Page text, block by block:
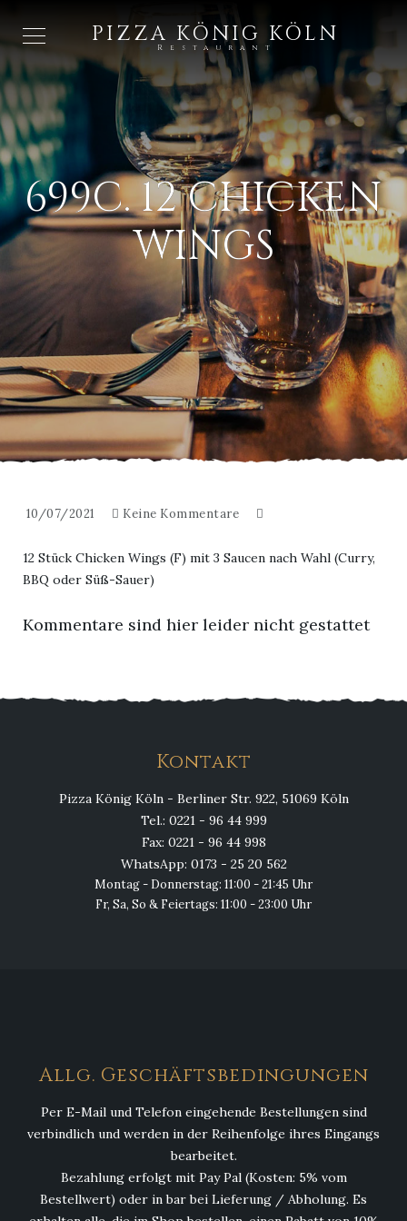
PIZZA KÖNIG KÖLN
Restaurant
699C. 12 CHICKEN
WINGS
10/07/2021 Keine Kommentare
12 Stück Chicken Wings (F) mit 3 Saucen nach Wahl (Curry,
BBQ oder Süß-Sauer)
Kommentare sind hier leider nicht gestattet
Kontakt
Pizza König Köln - Berliner Str. 922, 51069 Köln
Tel.: 0221 - 96 44 999
Fax: 0221 - 96 44 998
WhatsApp: 0173 - 25 20 562
Montag - Donnerstag: 11:00 - 21:45 Uhr
Fr, Sa, So & Feiertags: 11:00 - 23:00 Uhr
Allg. Geschäftsbedingungen
Per E-Mail und Telefon eingehende Bestellungen sind
verbindlich und werden in der Reihenfolge ihres Eingangs
bearbeitet.
Bezahlung erfolgt mit Pay Pal (Kosten: 5% vom
Bestellwert) oder in bar bei Lieferung / Abholung. Es